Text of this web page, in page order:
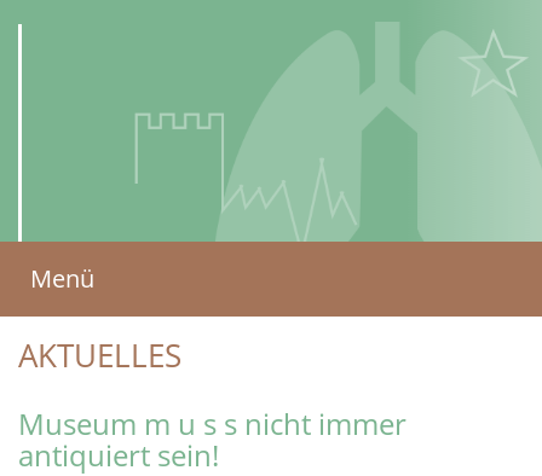
AMBULANTES
ZENTRUM
für Lungenkrankheiten
und Schlafmedizin
(AZLS)
Menü
AKTUELLES
Museum m u s s nicht immer
antiquiert sein!